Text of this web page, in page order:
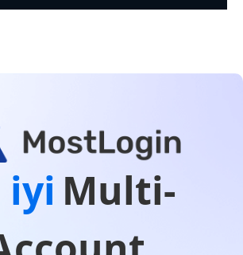
iyi Multi-